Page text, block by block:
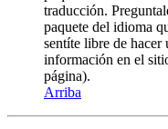
traducción.
paquete del idioma
sentíte libre de hacer
información en el
página).
Arriba